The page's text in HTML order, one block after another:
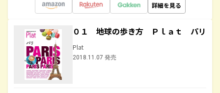
詳細を見る
０１ 地球の歩き方 Ｐｌａｔ パリ
Plat
2018.11.07 発売